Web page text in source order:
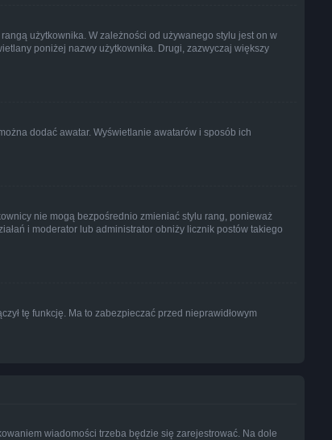
użytkownika. W zależności od używanego stylu jest on w
poniżej nazwy użytkownika. Drugi, zazwyczaj większy
dodać awatar. Wyświetlanie awatarów i sposób ich
nie mogą bezpośrednio zmieniać stylu rang, ponieważ
i moderator lub administrator obniży licznik postów takiego
tę funkcję. Ma to zabezpieczać przed nieprawidłowym
wiadomości trzeba będzie się zarejestrować. Na dole